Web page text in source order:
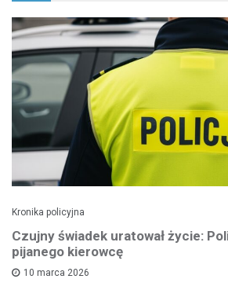
Kronika policyjna
Czujny świadek uratował życie:
pijanego kierowcę
10 marca 2026